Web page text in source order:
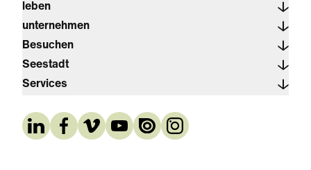
leben
unternehmen
Besuchen
Seestadt
Services